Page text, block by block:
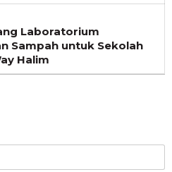
Laboratorium
Sampah untuk Sekolah
Halim